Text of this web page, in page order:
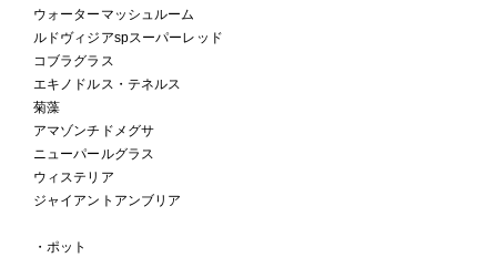
ウォーターマッシュルーム
ルドヴィジアspスーパーレッド
コブラグラス
エキノドルス・テネルス
菊藻
アマゾンチドメグサ
ニューパールグラス
ウィステリア
ジャイアントアンブリア
・ポット